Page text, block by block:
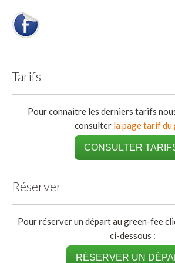
Tarifs
Pour connaitre les derniers tarifs
consulter la page tarif du
CONSULTER
Réserver
Pour réserver un départ au green-fee
ci-dessous :
RÉSERVER UN